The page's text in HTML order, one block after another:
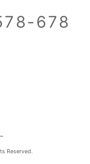
678
Reserved.